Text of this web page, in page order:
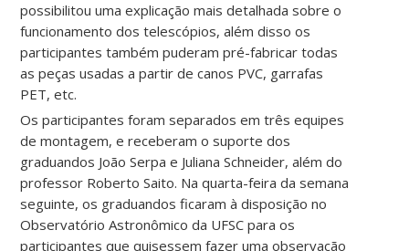
possibilitou uma explicação mais detalhada sobre o
funcionamento dos telescópios, além disso os
participantes também puderam pré-fabricar todas
as peças usadas a partir de canos PVC, garrafas
PET, etc.
Os participantes foram separados em três equipes
de montagem, e receberam o suporte dos
graduandos João Serpa e Juliana Schneider, além do
professor Roberto Saito. Na quarta-feira da semana
seguinte, os graduandos ficaram à disposição no
Observatório Astronômico da UFSC para os
participantes que quisessem fazer uma observação